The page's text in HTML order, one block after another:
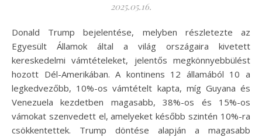
2025.05.16.
Donald Trump bejelentése, melyben részletezte az
Egyesült Államok által a világ országaira kivetett
kereskedelmi vámtételeket, jelentős megkönnyebbülést
hozott Dél-Amerikában. A kontinens 12 államából 10 a
legkedvezőbb, 10%-os vámtételt kapta, míg Guyana és
Venezuela kezdetben magasabb, 38%-os és 15%-os
vámokat szenvedett el, amelyeket később szintén 10%-ra
csökkentettek. Trump döntése alapján a magasabb